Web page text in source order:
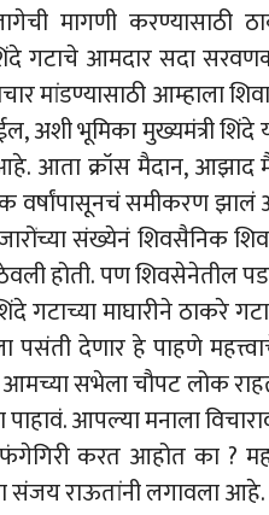
मागणी
गटाचे आमदार सदा
मांडण्यासाठी आम्हाला
अशी भूमिका मुख्यमंत्री
आता क्रॉस मैदान, आझाद
वर्षांपासूनचं समीकरण झालं
संख्येनं शिवसैनिक
होती. पण शिवसेनेतील
माघारीने ठाकरे
देणार हे पाहणे
आमच्या सभेला चौपट लोक
आपल्या मनाला
करत आहोत का ?
राऊतांनी लगावला आहे.